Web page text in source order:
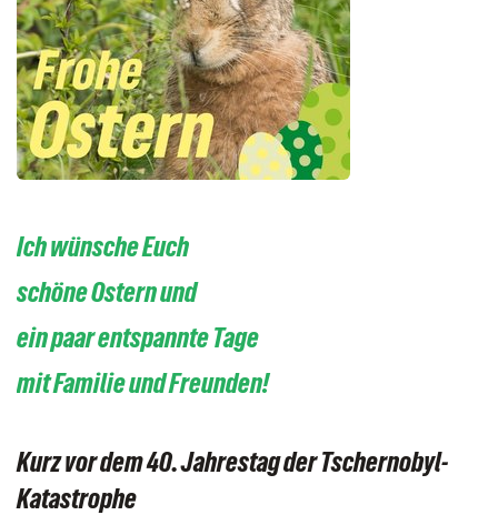
Ich wünsche Euch
schöne Ostern und
ein paar entspannte Tage
mit Familie und Freunden!
Kurz vor dem 40. Jahrestag der Tschernobyl-
Katastrophe